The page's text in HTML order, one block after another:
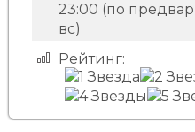
23:00 (по
вс)
Рейтинг: